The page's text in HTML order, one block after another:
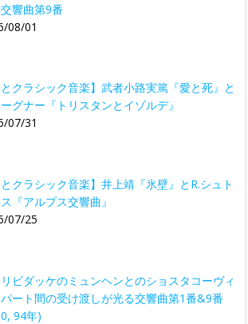
響曲第9番
08/01
とクラシック音楽】武者小路実篤『愛と死』と
グナー『トリスタンとイゾルデ』
07/31
とクラシック音楽】井上靖『氷壁』とR.シュト
『アルプス交響曲』
07/25
ビダッケのミュンヘンとのショスタコーヴィ
ート間の受け渡しが光る交響曲第1番&9番
94年)